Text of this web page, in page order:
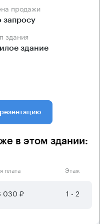
продажи
запросу
здания
здание
в этом здании:
плата Этаж
030 ₽ 1 - 2